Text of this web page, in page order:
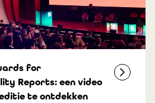
for
Reports: een video
te ontdekken